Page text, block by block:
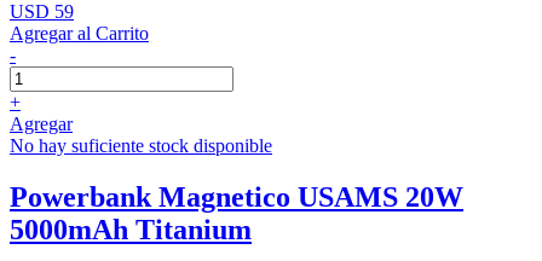
USD 59
Agregar al Carrito
-
+
Agregar
No hay suficiente stock disponible
Powerbank Magnetico USAMS 20W
5000mAh Titanium